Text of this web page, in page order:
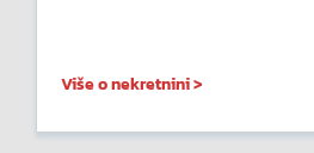
Više o nekretnini >